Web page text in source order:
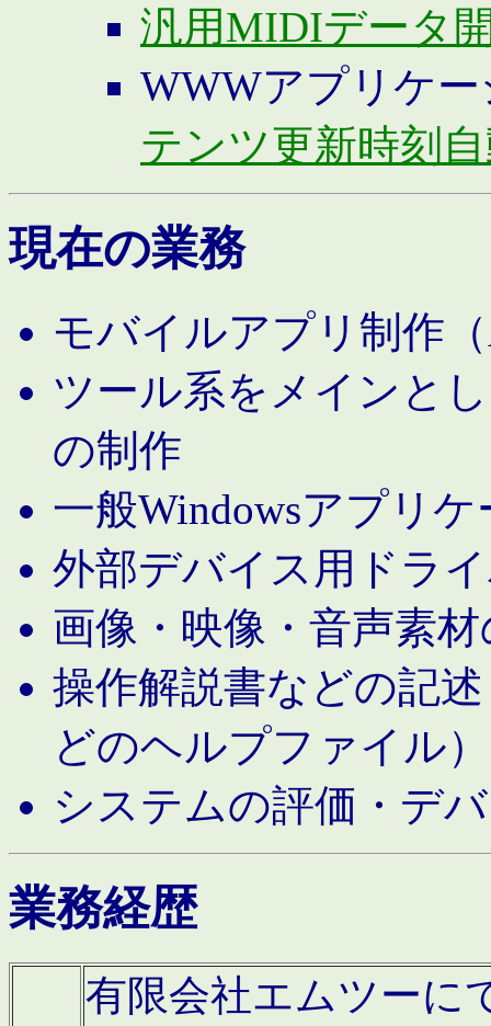
汎用MIDIデータ
WWWアプリケ
テンツ更新時刻
現在の業務
モバイルアプリ制作
ツール系をメインと
の制作
一般Windowsアプリ
外部デバイス用ドラ
画像・映像・音声素
操作解説書などの記
どのヘルプファイル）
システムの評価・デ
業務経歴
有限会社エムツーに